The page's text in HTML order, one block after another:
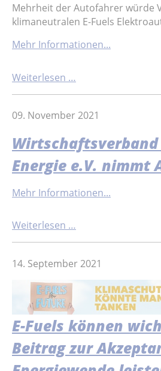
Mehrheit der Autofahrer würde
klimaneutralen E-Fuels
Mehr Informationen...
Weiterlesen …
09. November 2021
Wirtschaftsverband
Energie e.V. nimmt
Mehr Informationen...
Weiterlesen …
14. September 2021
E-Fuels können
Beitrag zur